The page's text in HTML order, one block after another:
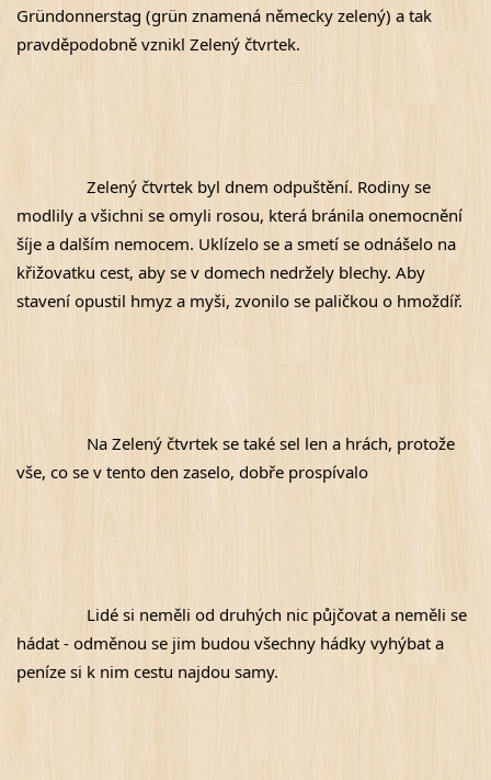
Gründonnerstag (grün znamená německy zelený) a tak
pravděpodobně vznikl Zelený čtvrtek.
Zelený čtvrtek byl dnem odpuštění. Rodiny se
modlily a všichni se omyli rosou, která bránila onemocnění
šíje a dalším nemocem. Uklízelo se a smetí se odnášelo na
křižovatku cest, aby se v domech nedržely blechy. Aby
stavení opustil hmyz a myši, zvonilo se paličkou o hmoždíř.
Na Zelený čtvrtek se také sel len a hrách, protože
vše, co se v tento den zaselo, dobře prospívalo
Lidé si neměli od druhých nic půjčovat a neměli se
hádat - odměnou se jim budou všechny hádky vyhýbat a
peníze si k nim cestu najdou samy.